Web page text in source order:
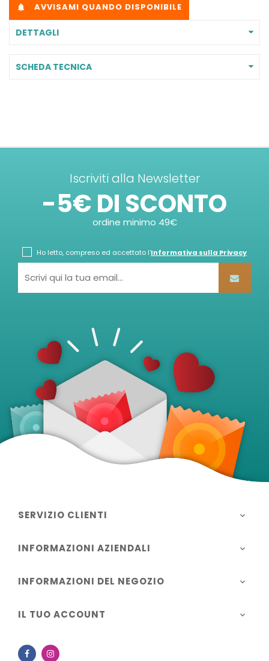
 AVVISAMI QUANDO DISPONIBILE
DETTAGLI
SCHEDA TECNICA
Iscriviti alla Newsletter
-5€ DI SCONTO
ordine minimo 49€
Ho letto, compreso ed accettato l'Informativa sulla Privacy
SERVIZIO CLIENTI 
INFORMAZIONI AZIENDALI 
INFORMAZIONI DEL NEGOZIO 
IL TUO ACCOUNT 
Facebook